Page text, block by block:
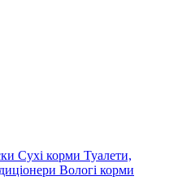
Сухі корми Туалети,
Вологі корми